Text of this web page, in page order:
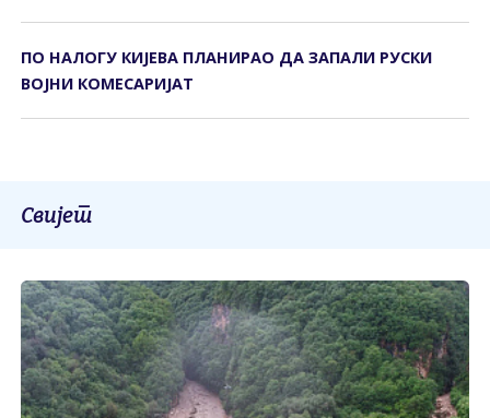
ПО НАЛОГУ КИЈЕВА ПЛАНИРАО ДА ЗАПАЛИ РУСКИ
ВОЈНИ КОМЕСАРИЈАТ
Свијет